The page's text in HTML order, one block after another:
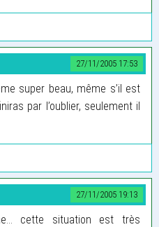
27/11/2005 17:53
super beau, même s’il est
par l’oublier, seulement il
27/11/2005 19:13
cette situation est très